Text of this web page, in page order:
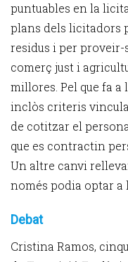
puntuables en la
plans dels licitadors
residus i per proveir-
comerç just i
millores. Pel que fa a
inclòs criteris
de cotitzar el
que es contractin
Un altre canvi
només podia optar a
Debat
Cristina Ramos,